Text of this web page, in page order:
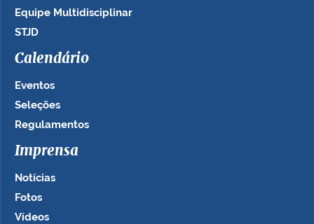
Equipe Multidisciplinar
STJD
Calendário
Eventos
Seleções
Regulamentos
Imprensa
Notícias
Fotos
Vídeos